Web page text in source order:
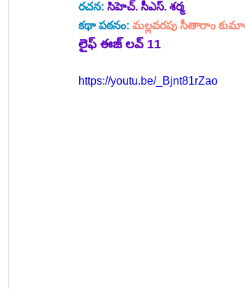
రచన: సిహెచ్. సీఎస్. శర్మ
కథా పఠనం: మల్లవరపు సీతారాం
లైఫ్ ఈజ్ లవ్ 11
https://youtu.be/_Bjnt81rZao